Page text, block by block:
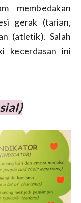
membedakan
gerak (tarian,
(atletik). Salah
kecerdasan ini